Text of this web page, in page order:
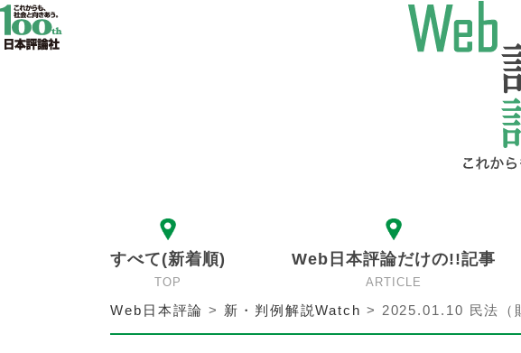
すべて(新着順)
TOP
Web日本評論だけの!!記事
ARTICLE
Web日本評論 > 新・判例解説Watch > 2025.01.10 民法（